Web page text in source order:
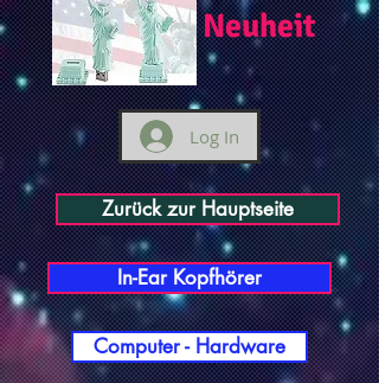
Neuheit
Log In
Zurück zur Hauptseite
In-Ear Kopfhörer
Computer - Hardware